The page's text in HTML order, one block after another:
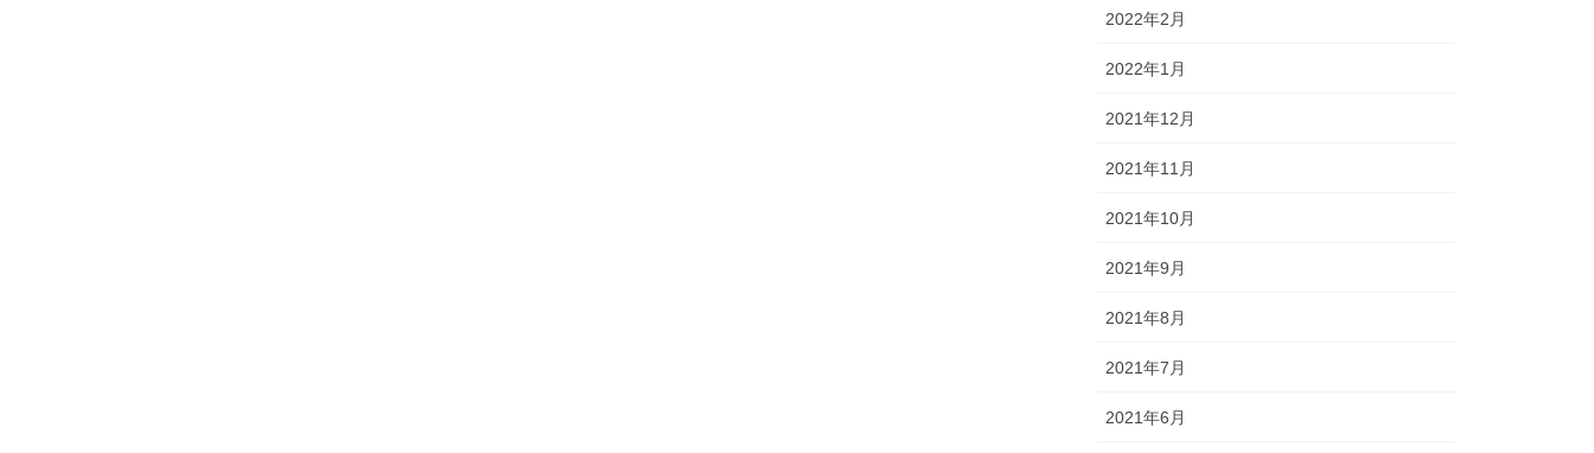
2022年2月
2022年1月
2021年12月
2021年11月
2021年10月
2021年9月
2021年8月
2021年7月
2021年6月